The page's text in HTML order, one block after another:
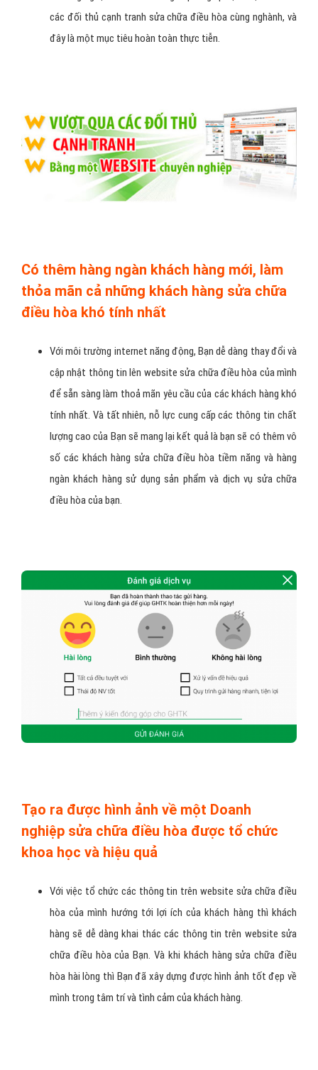
các đối thủ cạnh tranh sửa chữa điều hòa cùng nghành, và
đây là một mục tiêu hoàn toàn thực tiễn.
Có thêm hàng ngàn khách hàng mới, làm
thỏa mãn cả những khách hàng sửa chữa
điều hòa khó tính nhất
Với môi trường internet năng động, Bạn dễ dàng thay đổi và
cập nhật thông tin lên website sửa chữa điều hòa của mình
để sẵn sàng làm thoả mãn yêu cầu của các khách hàng khó
tính nhất. Và tất nhiên, nỗ lực cung cấp các thông tin chất
lượng cao của Bạn sẽ mang lại kết quả là bạn sẽ có thêm vô
số các khách hàng sửa chữa điều hòa tiềm năng và hàng
ngàn khách hàng sử dụng sản phẩm và dịch vụ sửa chữa
điều hòa của bạn.
Tạo ra được hình ảnh về một Doanh
nghiệp sửa chữa điều hòa được tổ chức
khoa học và hiệu quả
Với việc tổ chức các thông tin trên website sửa chữa điều
hòa của mình hướng tới lợi ích của khách hàng thì khách
hàng sẽ dễ dàng khai thác các thông tin trên website sửa
chữa điều hòa của Bạn. Và khi khách hàng sửa chữa điều
hòa hài lòng thì Bạn đã xây dựng được hình ảnh tốt đẹp về
mình trong tâm trí và tình cảm của khách hàng.